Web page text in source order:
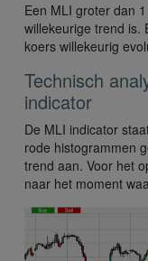
Een MLI groter dan
willekeurige trend is.
koers willekeurig
Technisch
indicator
De MLI indicator
rode histogrammen
trend aan. Voor het
naar het moment